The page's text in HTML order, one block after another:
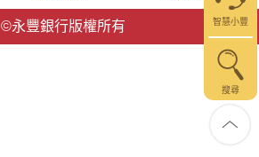
智慧小豐
搜尋
©永豐銀行版權所有